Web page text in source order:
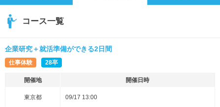
コース一覧
企業研究＋就活準備ができる2日間
仕事体験 28卒
開催地 開催日時
東京都 09/17 13:00